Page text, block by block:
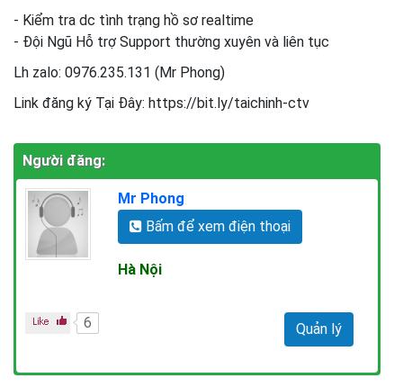
- Kiểm tra dc tình trạng hồ sơ realtime
- Đội Ngũ Hỗ trợ Support thường xuyên và liên tục
Lh zalo: 0976.235.131 (Mr Phong)
Link đăng ký Tại Đây: https://bit.ly/taichinh-ctv
Người đăng:
Mr Phong
Bấm để xem điện thoại
Hà Nội
Quản lý
6